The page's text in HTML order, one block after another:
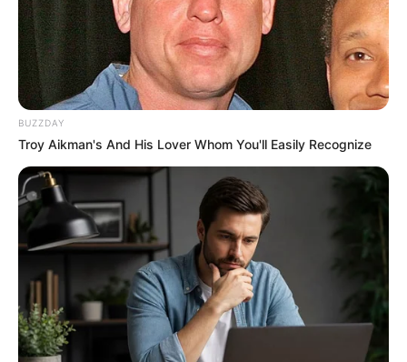
BUZZDAY
Troy Aikman's And His Lover Whom You'll Easily Recognize